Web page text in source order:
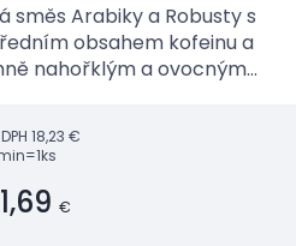
směs Arabiky a Robusty s
obsahem kofeinu a
nahořklým a ovocným
18,23 €
€